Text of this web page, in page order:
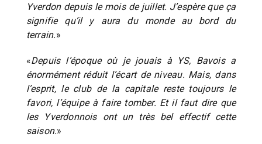
Yverdon depuis le mois de juillet. J’espère que ça
signifie qu’il y aura du monde au bord du
terrain.»
«Depuis l’époque où je jouais à YS, Bavois a
énormément réduit l’écart de niveau. Mais, dans
l’esprit, le club de la capitale reste toujours le
favori, l’équipe à faire tomber. Et il faut dire que
les Yverdonnois ont un très bel effectif cette
saison.»